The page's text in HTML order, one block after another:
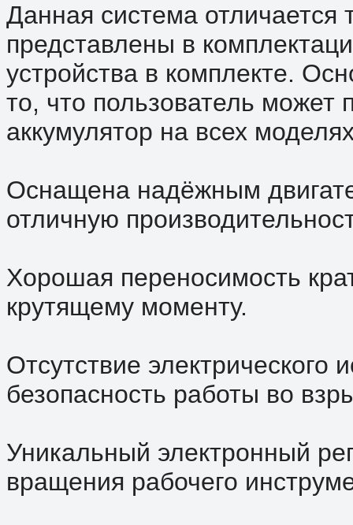
Данная система отличается
представлены в
устройства в комплекте.
то, что пользователь может
аккумулятор на всех
Оснащена надёжным
отличную
Хорошая переносимость
крутящему моменту.
Отсутствие электрического
безопасность работы во
Уникальный электронный
вращения рабочего